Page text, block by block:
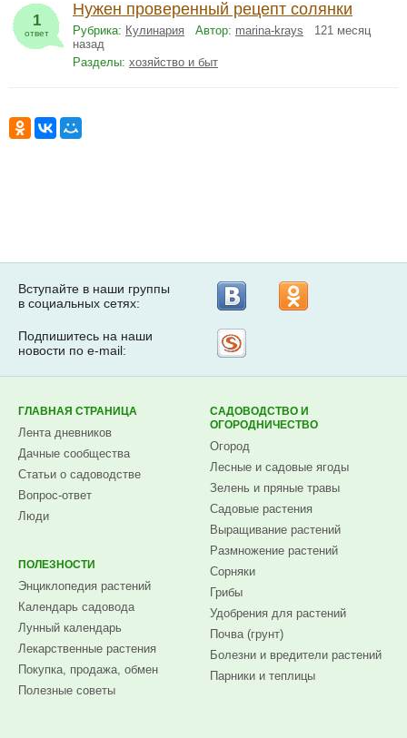
1
ответ
Нужен проверенный рецепт солянки
Рубрика: Кулинария Автор: marina-krays 121 месяц
назад
Разделы: хозяйство и быт
Вступайте в наши группы
в социальных сетях:
Подпишитесь на наши
новости по e-mail:
ГЛАВНАЯ СТРАНИЦА
Лента дневников
Дачные сообщества
Статьи о садоводстве
Вопрос-ответ
Люди
ПОЛЕЗНОСТИ
Энциклопедия растений
Календарь садовода
Лунный календарь
Лекарственные растения
Покупка, продажа, обмен
Полезные советы
САДОВОДСТВО И
ОГОРОДНИЧЕСТВО
Огород
Лесные и садовые ягоды
Зелень и пряные травы
Садовые растения
Выращивание растений
Размножение растений
Сорняки
Грибы
Удобрения для растений
Почва (грунт)
Болезни и вредители растений
Парники и теплицы